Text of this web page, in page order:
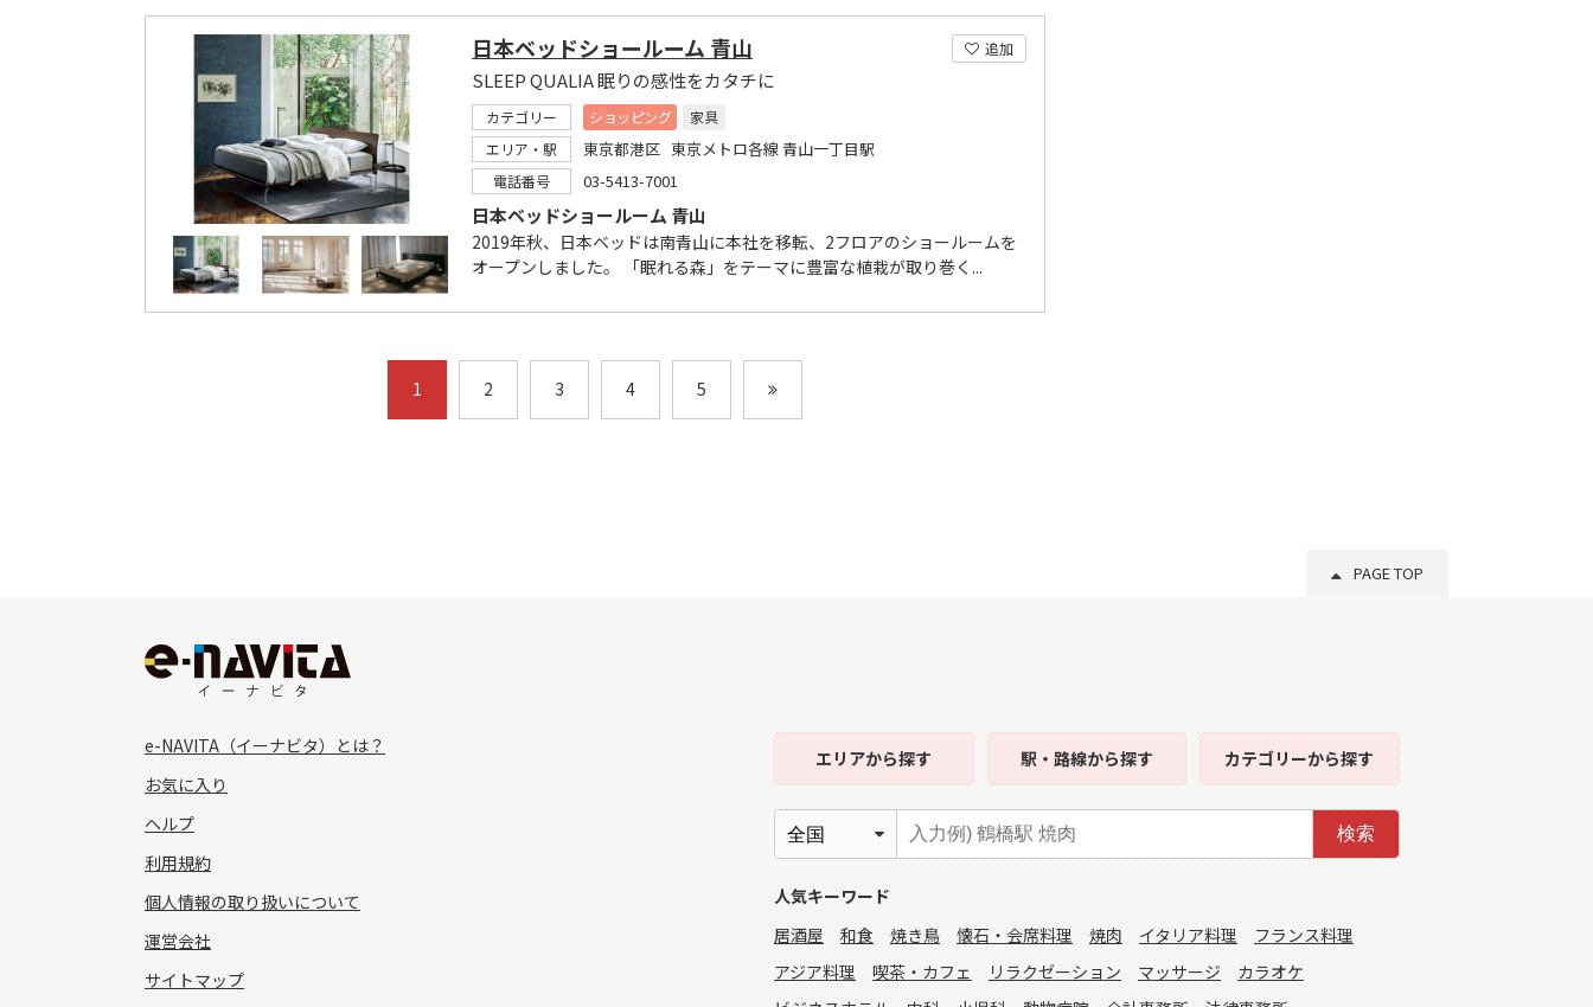
追加
日本ベッドショールーム 青山
SLEEP QUALIA 眠りの感性をカタチに
カテゴリー ショッピング
家具
エリア・駅
東京都港区 東京メトロ各線 青山一丁目駅
電話番号 03-5413-7001
日本ベッドショールーム 青山
2019年秋、日本ベッドは南青山に本社を移転、2フロアのショールームを
オープンしました。 「眠れる森」をテーマに豊富な植栽が取り巻く...
1 2 3 4 5
PAGE TOP
e-NAVITA（イーナビタ）とは？
お気に入り
ヘルプ
利用規約
個人情報の取り扱いについて
運営会社
サイトマップ
エリアから探す 駅・路線から探す カテゴリーから探す
検索
人気キーワード
居酒屋
和食 焼き鳥 懐石・会席料理 焼肉 イタリア料理
フランス料理
アジア料理
喫茶・カフェ リラクゼーション マッサージ
カラオケ